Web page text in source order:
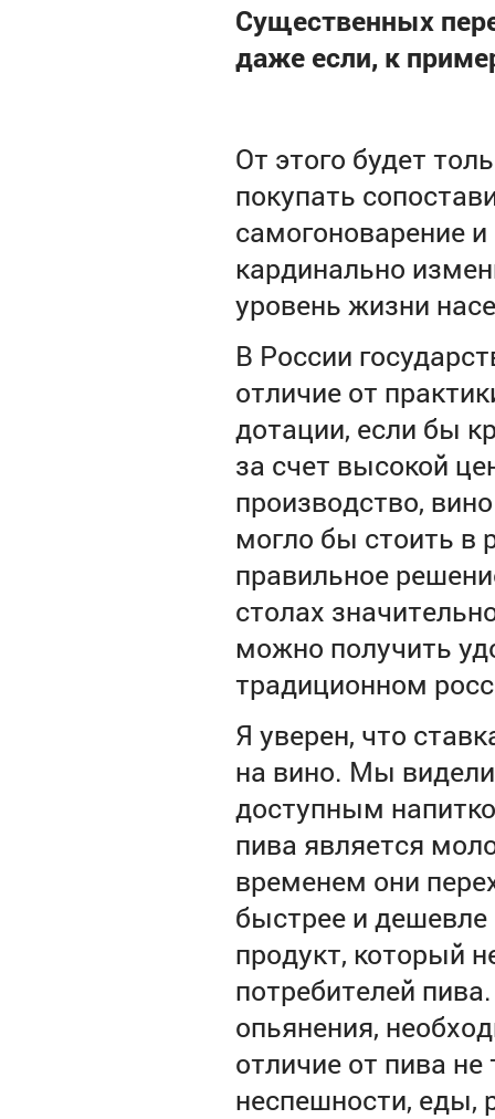
Существенных
даже если, к
От этого будет
покупать
самогоноварение
кардинально
уровень жизни
В России
отличие от
дотации, если бы
за счет высокой
производство,
могло бы стоить в
правильное
столах
можно получить
традиционном
Я уверен, что
на вино. Мы
доступным
пива является
временем они
быстрее и
продукт, который
потребителей
опьянения,
отличие от пива не
неспешности, еды,